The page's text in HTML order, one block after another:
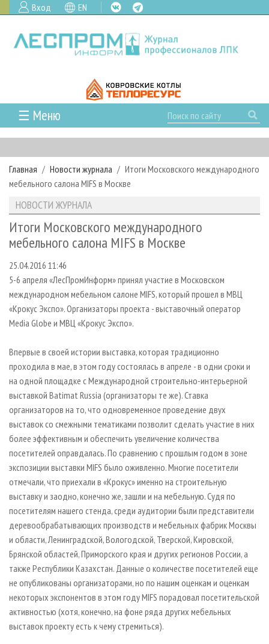
Вход EN
☰ Меню
ГЛАВНАЯ
РУБРИКИ И ТЕМЫ
РУБРИКИ ЖУРНАЛА
ЛЕСОЗАГОТОВКА
ЛЕСОПИЛЕНИЕ
СУШКА ДРЕВЕСИНЫ
ПРОИЗВОДСТВО ДРЕВЕСНЫХ ПЛИТ
ДЕРЕВЯННОЕ ДОМОСТРОЕНИЕ
БИОЭНЕРГЕТИКА
ЦБП
ИНСТРУМЕНТ И МАТЕРИАЛЫ
НОВОСТИ
НОВОСТИ ЛПК
НОВОСТИ ЖУРНАЛА
ПРОЕКТЫ ЛПИ
АНАЛИТИКА
ПРЕДПРИЯТИЯ ЛПК
ПЕРСОНЫ
МОБИЛЬНЫЕ ВЫСТАВКИ
ОФИЦИАЛЬНЫЕ ДЕЛЕГАЦИИ
RUSSIAN FORESTRY REVIEW
ГАЗЕТА ЛЕСПРОМФОРУМ
БИБЛИОТЕКА СПЕЦИАЛИСТА
АРХИВ ЖУРНАЛОВ
СТАТЬИ
О ЖУРНАЛЕ
ПОДПИСКА
КОНТАКТЫ
РЕКЛАМОДАТЕЛЯМ
РЕКЛАМА
РЕКЛАМА НА САЙТЕ
Главная Новости журнала
Итоги Московского международного
мебельного салона MIFS в Москве
НОВОСТИ ЖУРНАЛА
Итоги Московского международного
мебельного салона MIFS в Москве
25.04.2016 11:46
5-6 апреля «ЛесПромИнформ» принял участие в Московском
международном мебельном салоне MIFS, который прошел в МВЦ
«Крокус Экспо». Организаторы проекта - выставочный оператор
Media Globe и МВЦ «Крокус Экспо».
Впервые в своей истории выставка, которая традиционно
проходила в мае, в этом году состоялась в апреле - в одни сроки и
на одной площадке с Международной строительно-интерьерной
выставкой Batimat Russia (организаторы те же). Ставка
организаторов на то, что одновременное проведение двух
выставок со смежными тематиками позволит сделать участие в них
более эффективным и обеспечить увеличение количества
посетителей оправдалась. По сравнению с прошлым годом в зоне
экспозиции выставки MIFS было оживленно. Многие посетители
отмечали, что приехали в «Крокус» именно на строительную
выставку и заодно, конечно же, зашли и на мебельную. Судя по
посетителям нашего стенда, среди аудитории были представители
деревообрабатывающих производств и мебельных фабрик Москвы
и области, Ленинградской, Вологодской, Тверской, Кировской,
Брянской областей, Приморского края и других регионов России, а
также Республики Казахстан. Данные о количестве посетителей еще
не опубликованы организаторами, но по нашим оценкам и оценкам
некоторых экспонентов в этом году MIFS порадовал посетительской
активностью (хотя, конечно, на фоне ряда других мебельных
выставок проекту есть к чему стремиться).